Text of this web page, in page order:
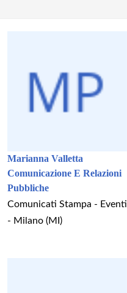
Marianna Valletta
Comunicazione E Relazioni
Pubbliche
Comunicati Stampa - Eventi
- Milano (MI)